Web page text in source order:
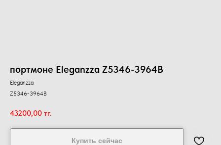
портмоне Eleganzza Z5346-3964В
Eleganzza
Z5346-3964В
43200,00 тг.
Купить сейчас